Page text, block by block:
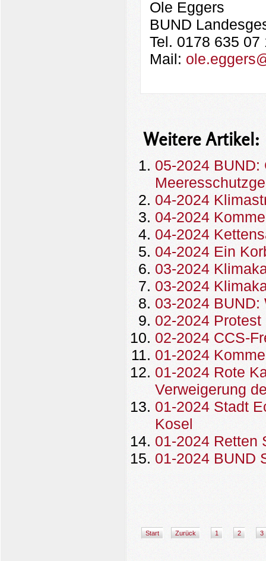
Ole Eggers
BUND
Tel. 0178 635
Mail:
Weitere Artikel:
05-2024
04-2024
04-2024
04-2024
04-2024 Ein
03-2024
03-2024
03-2024
02-2024
02-2024 CCS-
01-2024
01-2024 Rote
Verweigerung
01-2024 Stadt
Kosel
01-2024 Retten
01-2024 BUND
Start Zurück 1 2 3